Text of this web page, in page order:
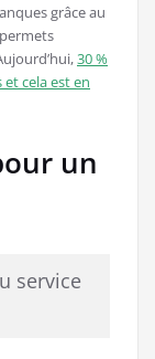
grâce au
30 %
cela est en
un
service